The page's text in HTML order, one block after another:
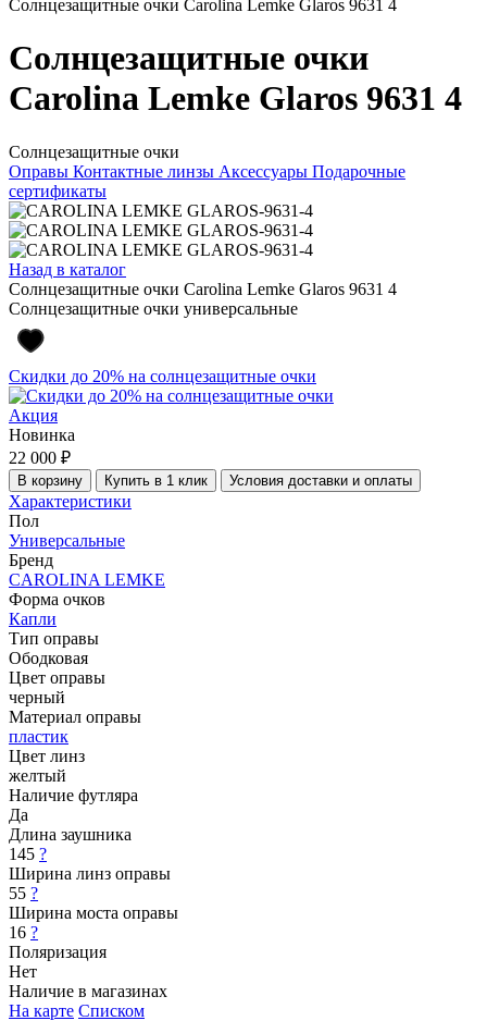
Солнцезащитные очки Carolina Lemke Glaros 9631 4
Солнцезащитные очки
Carolina Lemke Glaros 9631 4
Солнцезащитные очки
Оправы Контактные линзы Аксессуары Подарочные
сертификаты
Назад в каталог
Солнцезащитные очки Carolina Lemke Glaros 9631 4
Солнцезащитные очки универсальные
Скидки до 20% на солнцезащитные очки
Акция
Новинка
22 000 ₽
В корзину Купить в 1 клик Условия доставки и оплаты
Характеристики
Пол
Универсальные
Бренд
CAROLINA LEMKE
Форма очков
Капли
Тип оправы
Ободковая
Цвет оправы
черный
Материал оправы
пластик
Цвет линз
желтый
Наличие футляра
Да
Длина заушника
145 ?
Ширина линз оправы
55 ?
Ширина моста оправы
16 ?
Поляризация
Нет
Наличие в магазинах
На карте Списком